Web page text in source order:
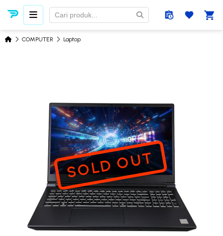
COMPUTER Laptop
SOLD OUT